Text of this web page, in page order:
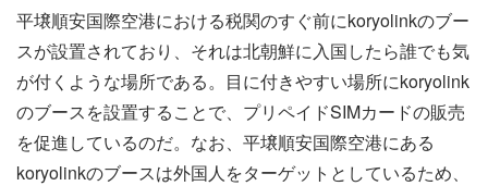
平壌順安国際空港における税関のすぐ前にkoryolinkのブー
スが設置されており、それは北朝鮮に入国したら誰でも気
が付くような場所である。目に付きやすい場所にkoryolink
のブースを設置することで、プリペイドSIMカードの販売
を促進しているのだ。なお、平壌順安国際空港にある
koryolinkのブースは外国人をターゲットとしているため、